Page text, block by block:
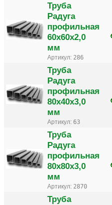
Труба
Радуга
профильная
60х60х2,0
мм
Артикул: 286
Труба
Радуга
профильная
80х40х3,0
мм
Артикул: 63
Труба
Радуга
профильная
80х80х3,0
мм
Артикул: 2870
Труба